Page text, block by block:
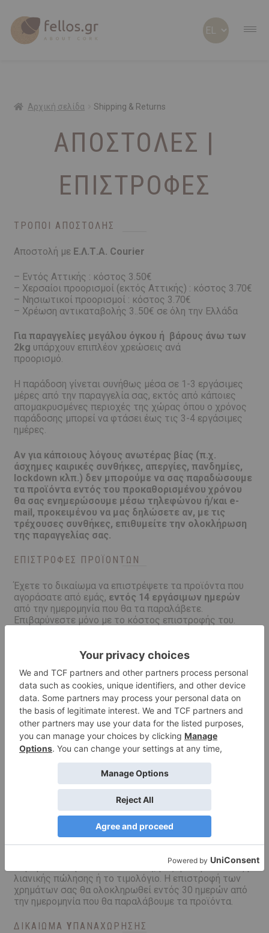
ABOUT US
ΠΡΟΣΩΠΟΠΟΙΗΜΕΝΑ
ΠΡΟΣΦΟΡΕΣ
Αρχική σελίδα Shipping & Returns
ΑΠΟΣΤΟΛΕΣ |
ΕΠΙΣΤΡΟΦΕΣ
ΤΡΌΠΟΙ ΑΠΟΣΤΟΛΉΣ
Αποστολή με Ε.Λ.Τ.Α. Courier
– Εντός Αττικής : κόστος 3.50€
– Χερσαίοι προορισμοί (εκτός Αττικής) : κόστος 3.70€
– Νησιωτικοί προορισμοί : κόστος 3.70€
– Χρέωση αντικαταβολής 3..50€ σε όλη την Ελλάδα
Για παραγγελίες μεγάλου όγκου ή βάρους άνω των
2kg υπάρχουν επιπλέον χρεώσεις ανά
προορισμό.
Η παράδοση γίνεται συνήθως μέσα σε 1-3 εργάσιμες
μέρες από την παραγγελία σας, εκτός από κάποιες
απομακρυσμένες περιοχές της χώρας όπου ο χρόνος
παράδοσης μπορεί να φτάσει έως τις 3-4 εργάσιμες
ημέρες.
Αν για κάποιους λόγους ανωτέρας βίας (π.χ.
άσχημες καιρικές συνθήκες, απεργίες, πανδημίες,
lockdown κλπ.) δεν μπορούμε να σας παραδώσουμε
τα προϊόντα εντός του προκαθορισμένου χρόνου
θα σας ενημερώσουμε μέσω τηλεφώνου ή/και e-
mail, προκειμένου να μας δηλώσετε αν, με τις
τρέχουσες συνθήκες, επιθυμείτε την ολοκλήρωση
της παραγγελίας σας.
ΕΠΙΣΤΡΟΦΈΣ ΠΡΟΪΌΝΤΩΝ
Έχετε το δικαίωμα να επιστρέψετε τα προϊόντα που
αγοράσατε από εμάς, εντός 14 εργάσιμων ημερών
από την ημερομηνία που θα τα παραλάβετε.
Eπιβαρύνεστε μόνο με το κόστος επιστροφής του.
Για την αποφυγή ταλαιπωρίας
σε σπασμένο προϊόν,
λάθος προϊόν, κτλ. καλό είναι να ελέγχετε την
κατάσταση των προϊόντων και την συσκευασίας τους
τη στιγμή της παραλαβής προκειμένου να
διαπιστωθούν εμφανή ελαττώματα.
Σε περίπτωση αποδεδειγμένα σπασμένο η
ελλαττωματικού προϊόντοςτο κόστος επιστροφής
βαραίνει εμάς, ενώ εσείς διατηρείτε το δικαίωμα
επιστροφής του με τη δυνατότητα αντικατάστασής
του με δικά μας έξοδα αποστολής ή επιστροφής των
Παρακαλώ να ενημερώσετε άμεσα
την courier για την επιστροφή.
Οι επιστροφές γίνονται δεκτές μόνο όταν τα προϊόντα
βρίσκονται στην ίδια κατάσταση στην οποία τα
παραλάβατε, χωρίς να έχουν ανοιχτεί ή να έχει
παραβιασθεί η συσκευασία τους, μαζί με την απόδειξη
λιανικής πώλησης ή το τιμολόγιο. Η επιστροφή των
χρημάτων σας θα ολοκληρωθεί εντός 30 ημερών από
την ημερομηνία που θα παραλάβουμε τα προϊόντα.
ΔΙΚΑΊΩΜΑ Y ΠΑΝΑΧΏΡΗΣΗΣ